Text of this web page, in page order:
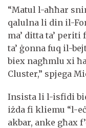
“Matul l-aħħar
qalulna li din il-
ma’ ditta ta’
ta’ ġonna fuq il-
biex nagħmlu xi
Cluster,” spjega
Insista li l-isfidi
iżda fi kliemu “l-
akbar, anke għax